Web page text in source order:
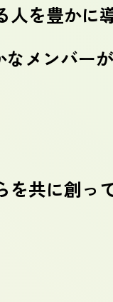
人を豊かに
メンバー
を共に創っ